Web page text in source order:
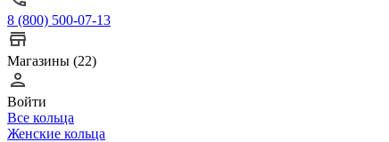
8 (800) 500-07-13
Магазины (22)
Войти
Все кольца
Женские кольца